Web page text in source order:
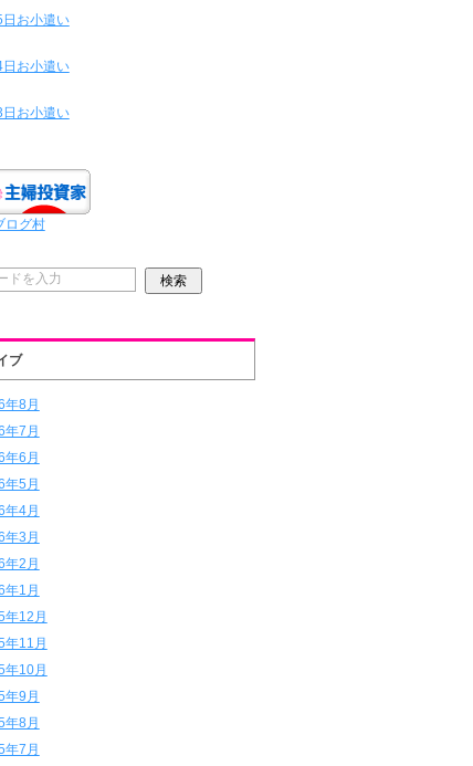
日お小遣い
日お小遣い
日お小遣い
ログ村
ブ
年8月
年7月
年6月
年5月
年4月
年3月
年2月
年1月
年12月
年11月
年10月
年9月
年8月
年7月